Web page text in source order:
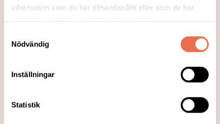
information som du har tillhandahållit eller som de har
samlat in när du har använt deras tjänster.
Nödvändig
Inställningar
Statistik
2026-02-27
Den okända folksjukdomen
Jonas Lind, överläkare och docent vid
Medicinkliniken på Länssjukhuset Ryhov,